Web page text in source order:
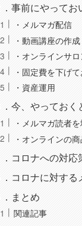
．事前にやって
・メルマガ配信
・動画講座の作成
・オンラインサ
・固定費を下げ
・資産運用
．今、やっておく
・メルマガ読者
・オンラインの
．コロナへの対
．コロナに対す
．まとめ
関連記事